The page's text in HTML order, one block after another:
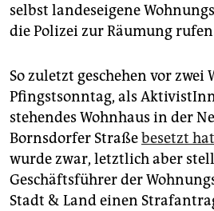
selbst landeseigene
die Polizei zur Räumung
So zuletzt geschehen vor zwei
Pfingstsonntag, als
stehendes Wohnhaus in der
Bornsdorfer Straßebesetzt
wurde zwar, letztlich aber
Geschäftsführer der
Stadt & Land einen